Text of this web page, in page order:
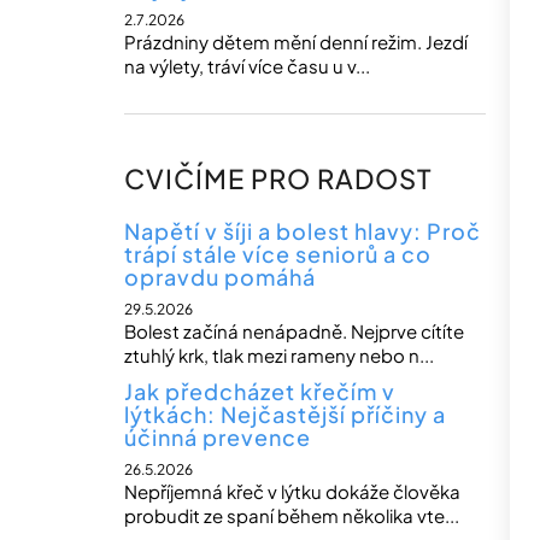
2.7.2026
Prázdniny dětem mění denní režim. Jezdí
na výlety, tráví více času u v...
CVIČÍME PRO RADOST
Napětí v šíji a bolest hlavy: Proč
trápí stále více seniorů a co
opravdu pomáhá
29.5.2026
Bolest začíná nenápadně. Nejprve cítíte
ztuhlý krk, tlak mezi rameny nebo n...
Jak předcházet křečím v
lýtkách: Nejčastější příčiny a
účinná prevence
26.5.2026
Nepříjemná křeč v lýtku dokáže člověka
probudit ze spaní během několika vte...